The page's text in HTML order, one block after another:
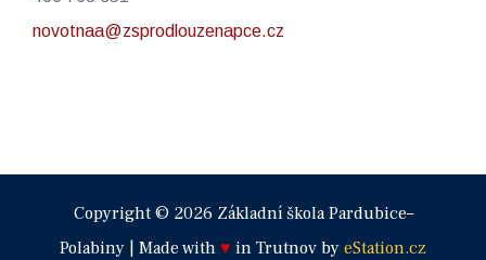
novotnaa@zsprodlouzenapce.cz
Copyright © 2026 Základní škola Pardubice–
Polabiny | Made with ♥ in Trutnov by eStation.cz